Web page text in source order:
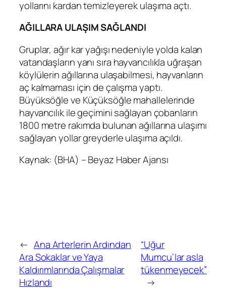
yollarını kardan temizleyerek ulaşıma açtı.
AĞILLARA ULAŞIM SAĞLANDI
Gruplar, ağır kar yağışı nedeniyle yolda kalan
vatandaşların yanı sıra hayvancılıkla uğraşan
köylülerin ağıllarına ulaşabilmesi, hayvanların
aç kalmaması için de çalışma yaptı.
Büyüksöğle ve Küçüksöğle mahallelerinde
hayvancılık ile geçimini sağlayan çobanların
1800 metre rakımda bulunan ağıllarına ulaşımı
sağlayan yollar greyderle ulaşıma açıldı.
Kaynak: (BHA) – Beyaz Haber Ajansı
← Ana Arterlerin Ardından
Ara Sokaklar ve Yaya
Kaldırımlarında Çalışmalar
Hızlandı
“Uğur
Mumcu’lar asla
tükenmeyecek”
→